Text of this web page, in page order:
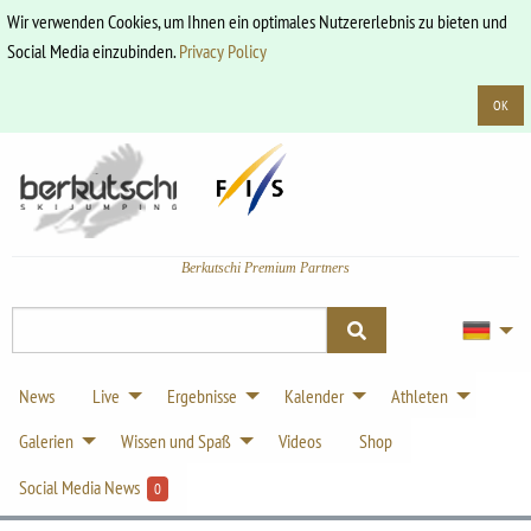
Wir verwenden Cookies, um Ihnen ein optimales Nutzererlebnis zu bieten und
Social Media einzubinden.Privacy Policy
OK
Berkutschi Premium Partners
News Live Ergebnisse Kalender
Athleten
Galerien
Wissen und Spaß Videos
Shop
Social Media News
0